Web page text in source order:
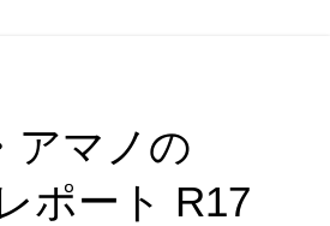
アマノの
ポート R17